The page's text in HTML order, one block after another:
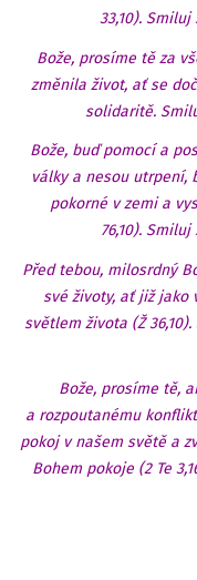
33,10).
Bože, prosíme tě za
změnila život, ať se
solidaritě.
Bože, buď pomocí a
války a nesou utrpení,
pokorné v zemi a
76,10).
Před tebou, milosrdný
své životy, ať již jako
světlem života (Ž
Bože, prosíme tě,
a rozpoutanému
pokoj v našem světě a
Bohem pokoje (2 Te